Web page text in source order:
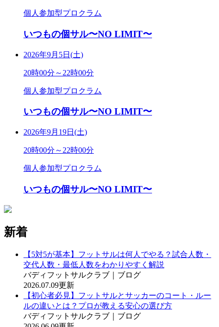
個人参加型プロクラム
いつもの個サル〜NO LIMIT〜
2026年9月5日(土)
20時00分～22時00分
個人参加型プロクラム
いつもの個サル〜NO LIMIT〜
2026年9月19日(土)
20時00分～22時00分
個人参加型プロクラム
いつもの個サル〜NO LIMIT〜
新着
【5対5が基本】フットサルは何人でやる？試合人数・
交代人数・最低人数をわかりやすく解説
バディフットサルクラブ｜ブログ
2026.07.09更新
【初心者必見】フットサルとサッカーのコート・ルー
ルの違いとは？プロが教える安心の選び方
バディフットサルクラブ｜ブログ